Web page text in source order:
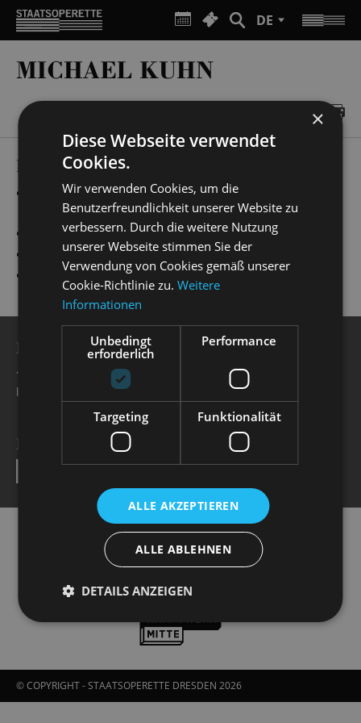
DE
MICHAEL KUHN
PRODUCTIONS
Evita “ Offiziere, Beauty Assistants & Designer,
Liebhaber
Kinostar!“ Autoritäten
Ball im Savoy“ René
My Fair Lady“ 1.Straßenkünstler
BESUCHERSERVICE
+49 351 32042 222
karten@staatsoperette.de
NEWSLETTER
© COPYRIGHT - STAATSOPERETTE DRESDEN 2026
×
Diese Webseite verwendet
Cookies.
Wir verwenden Cookies, um die
Benutzerfreundlichkeit unserer Website zu
verbessern. Durch die weitere Nutzung
unserer Webseite stimmen Sie der
Verwendung von Cookies gemäß unserer
Cookie-Richtlinie zu.Weitere
Informationen
Unbedingt
erforderlich
Performance
Targeting Funktionalität
ALLE AKZEPTIEREN
ALLE ABLEHNEN
DETAILS ANZEIGEN